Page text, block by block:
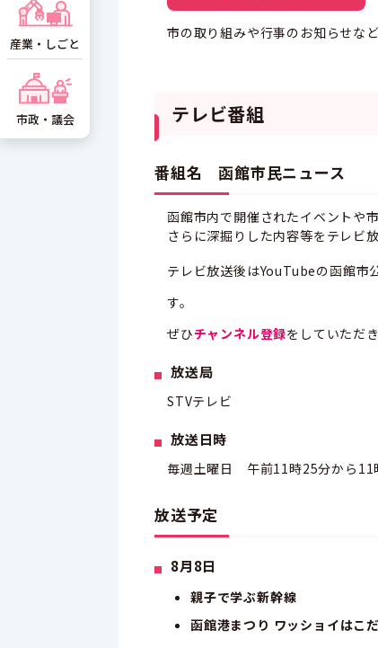
市の取り組みや行事のお知らせな
テレビ番組
番組名 函館市民ニュース
函館市内で開催されたイベントや
さらに深掘りした内容等をテレビ
テレビ放送後はYouTubeの函館市
す。
ぜひチャンネル登録をしていただ
放送局
STVテレビ
放送日時
毎週土曜日 午前11時25分から11
放送予定
8月8日
親子で学ぶ新幹線
函館港まつり ワッショイはこ
産業・しごと
市政・議会